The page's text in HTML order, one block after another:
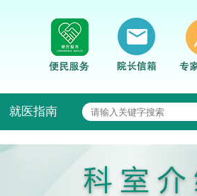
就医指南